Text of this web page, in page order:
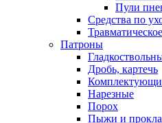
Пули
Средства по
Травматическое
Патроны
Дробь, картечь
Нарезные
Порох
Пыжи и